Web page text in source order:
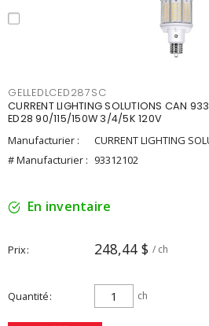
GELLEDLCED287SC
CURRENT LIGHTING SOLUTIONS CAN
ED28 90/115/150W 3/4/5K 120V
Manufacturier :
CURRENT LIGHTING
# Manufacturier : 93312102
En inventaire
Prix 248,44 $ / ch
Quantité ch